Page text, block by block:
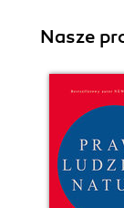
Nasze